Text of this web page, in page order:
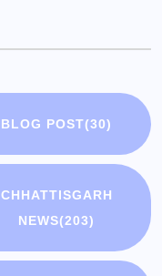
BLOG POST(30)
CHHATTISGARH
NEWS(203)